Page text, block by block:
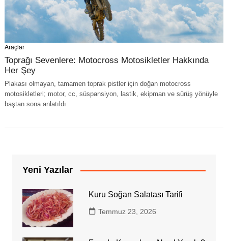
Araçlar
Toprağı Sevenlere: Motocross Motosikletler Hakkında
Her Şey
Plakası olmayan, tamamen toprak pistler için doğan motocross
motosikletleri; motor, cc, süspansiyon, lastik, ekipman ve sürüş yönüyle
baştan sona anlatıldı.
Yeni Yazılar
Kuru Soğan Salatası Tarifi
Temmuz 23, 2026